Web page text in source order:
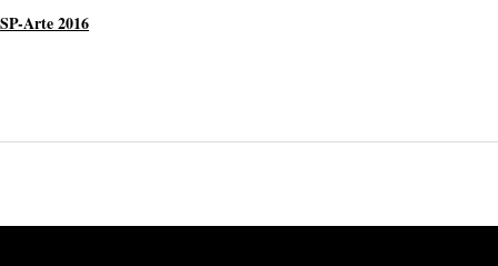
SP-Arte 2016